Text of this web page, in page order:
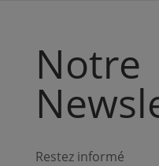
Notre
Restez informé